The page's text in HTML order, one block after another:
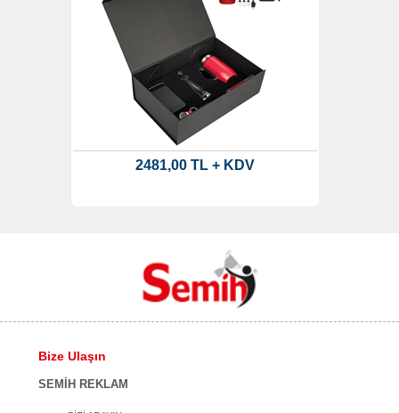
2481,00 TL + KDV
Bize Ulaşın
SEMİH REKLAM